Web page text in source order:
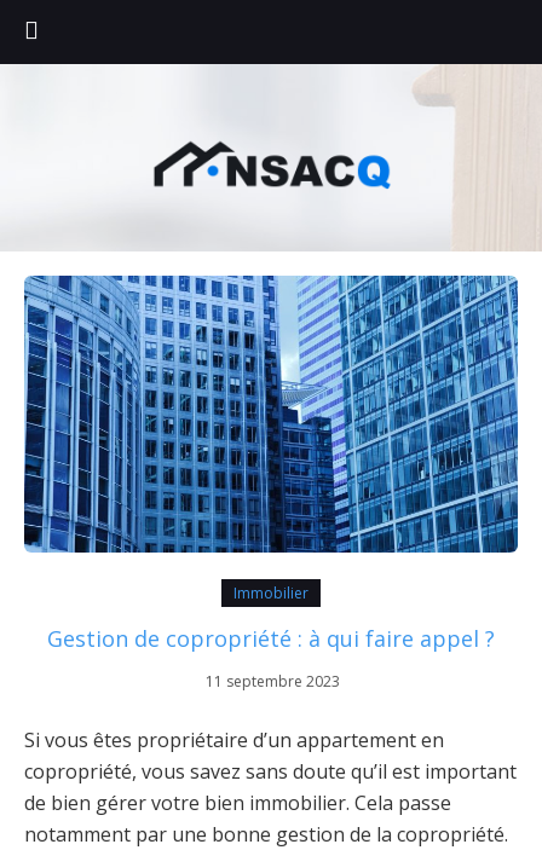
Immobilier
Gestion de copropriété : à qui faire appel ?
11 septembre 2023
Si vous êtes propriétaire d’un appartement en
copropriété, vous savez sans doute qu’il est important
de bien gérer votre bien immobilier. Cela passe
notamment par une bonne gestion de la copropriété.